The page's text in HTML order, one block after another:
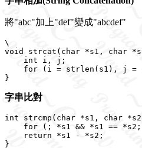
將"abc"加上"def"變成"abcdef"
\
void strcat(char *s1, char
    int i, j;
for (i = strlen(s1), j =
字串比對
int strcmp(char *s1, char
for (; *s1 && *s1 ==
    return *s1 - *s2;